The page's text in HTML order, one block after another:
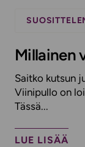
Millainen
Saitko kutsun
Viinipullo on
Tässä...
LUE LISÄÄ